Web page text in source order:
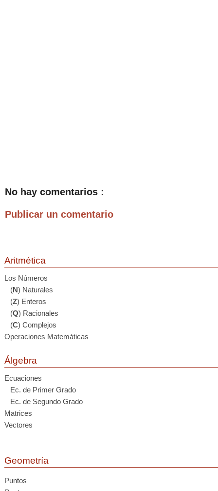
No hay comentarios :
Publicar un comentario
Aritmética
Los Números
(N) Naturales
(Z) Enteros
(Q) Racionales
(C) Complejos
Operaciones Matemáticas
Álgebra
Ecuaciones
Ec. de Primer Grado
Ec. de Segundo Grado
Matrices
Vectores
Geometría
Puntos